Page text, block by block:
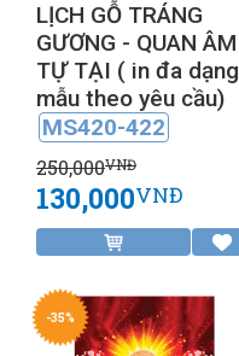
LỊCH GỖ TRÁNG
GƯƠNG - QUAN ÂM
TỰ TẠI ( in đa dạng
mẫu theo yêu cầu)
MS420-422
250,000VNĐ
130,000VNĐ
-35%